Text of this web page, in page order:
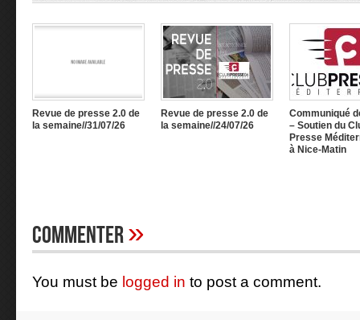
Revue de presse 2.0 de
la semaine//31/07/26
Revue de presse 2.0 de
la semaine//24/07/26
Communiqué
– Soutien du
Presse
à Nice-Matin
Commenter»
You must be logged in to post a comment.